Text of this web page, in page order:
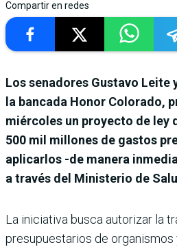
Compartir en redes
Los senadores Gustavo Leite
la bancada Honor Colorado,
miércoles un proyecto de ley
500 mil millones de gastos
aplicarlos -de manera
a través del Ministerio de
La iniciativa busca autorizar la
presupuestarios de